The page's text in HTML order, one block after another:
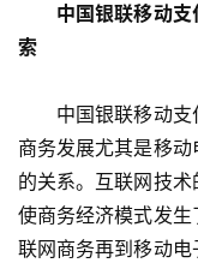
中国银联移动
索
中国银联移动支
商务发展尤其是移
的关系。互联网技
使商务经济模式发
联网商务再到移动